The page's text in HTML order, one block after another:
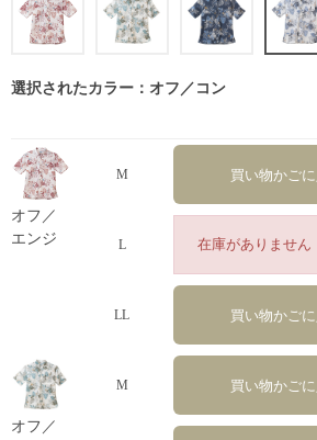
選択されたカラー：オフ／コン
オフ／
エンジ
M 買い物かご
L 在庫がありません
LL 買い物かご
オフ／
M 買い物かご